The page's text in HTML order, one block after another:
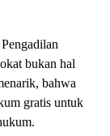
bukan hal
bahwa
gratis untuk